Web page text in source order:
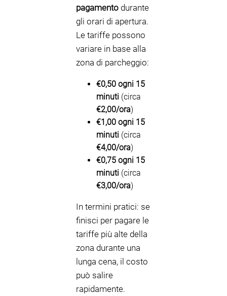
pagamento durante
gli orari di apertura.
Le tariffe possono
variare in base alla
zona di parcheggio:
€0,50 ogni 15
minuti (circa
€2,00/ora)
€1,00 ogni 15
minuti (circa
€4,00/ora)
€0,75 ogni 15
minuti (circa
€3,00/ora)
In termini pratici: se
finisci per pagare le
tariffe più alte della
zona durante una
lunga cena, il costo
può salire
rapidamente.